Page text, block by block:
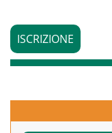
ISCRIZIONE